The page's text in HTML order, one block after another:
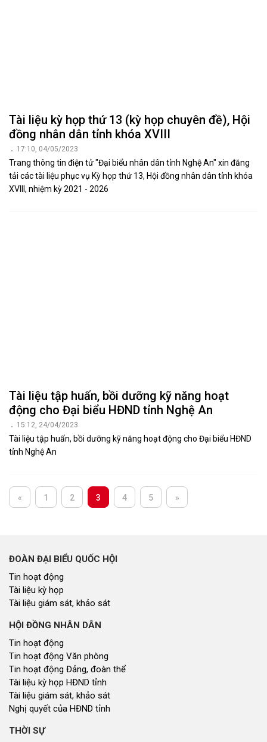
Tài liệu kỳ họp thứ 13 (kỳ họp chuyên đề), Hội
đồng nhân dân tỉnh khóa XVIII
17:10, 04/05/2023
Trang thông tin điện tử "Đại biểu nhân dân tỉnh Nghệ An" xin đăng
tải các tài liệu phục vụ Kỳ họp thứ 13, Hội đồng nhân dân tỉnh khóa
XVIII, nhiệm kỳ 2021 - 2026
Tài liệu tập huấn, bồi dưỡng kỹ năng hoạt
động cho Đại biểu HĐND tỉnh Nghệ An
15:12, 24/04/2023
Tài liệu tập huấn, bồi dưỡng kỹ năng hoạt động cho Đại biểu HĐND
tỉnh Nghệ An
« 1 2 3 4 5 »
ĐOÀN ĐẠI BIỂU QUỐC HỘI
Tin hoạt động
Tài liệu kỳ họp
Tài liệu giám sát, khảo sát
HỘI ĐỒNG NHÂN DÂN
Tin hoạt động
Tin hoạt động Văn phòng
Tin hoạt động Đảng, đoàn thể
Tài liệu kỳ họp HĐND tỉnh
Tài liệu giám sát, khảo sát
Nghị quyết của HĐND tỉnh
THỜI SỰ